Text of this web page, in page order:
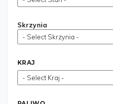
Skrzynia
KRAJ